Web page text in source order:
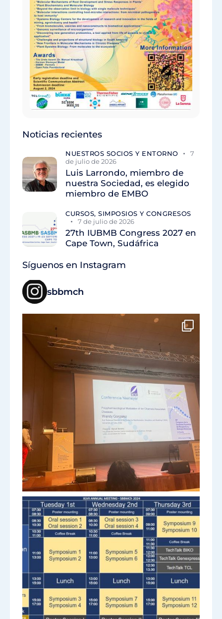
Noticias recientes
NUESTROS SOCIOS Y ENTORNO
7
de julio de 2026
Luis Larrondo, miembro de
nuestra Sociedad, es elegido
miembro de EMBO
CURSOS, SIMPOSIOS Y CONGRESOS
7 de julio de 2026
27th IUBMB Congress 2027 en
Cape Town, Sudáfrica
Síguenos en Instagram
sbbmch